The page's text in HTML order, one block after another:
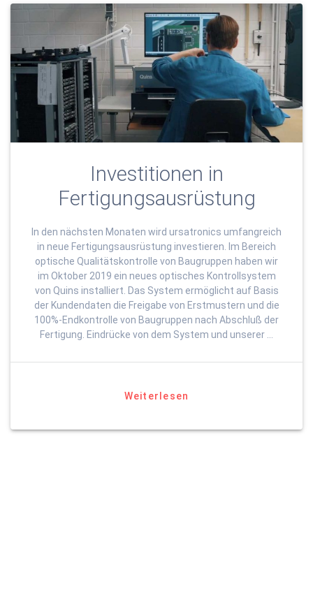
Investitionen in
Fertigungsausrüstung
In den nächsten Monaten wird ursatronics umfangreich
in neue Fertigungsausrüstung investieren. Im Bereich
optische Qualitätskontrolle von Baugruppen haben wir
im Oktober 2019 ein neues optisches Kontrollsystem
von Quins installiert. Das System ermöglicht auf Basis
der Kundendaten die Freigabe von Erstmustern und die
100%-Endkontrolle von Baugruppen nach Abschluß der
Fertigung. Eindrücke von dem System und unserer …
Weiterlesen